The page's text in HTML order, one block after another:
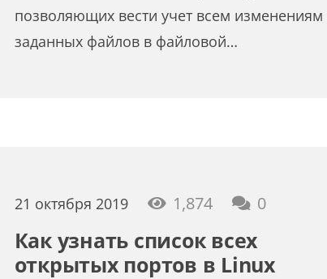
позволяющих вести учет всем изменениям
заданных файлов в файловой…
21 октября 2019 1,874 0
Как узнать список всех
открытых портов в Linux